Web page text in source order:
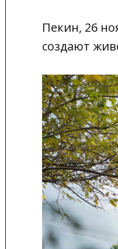
Пекин, 26
создают